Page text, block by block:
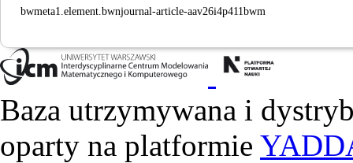
bwmeta1.element.bwnjournal-article-aav26i4p411bwm
Baza utrzymywana i
oparty na platformie